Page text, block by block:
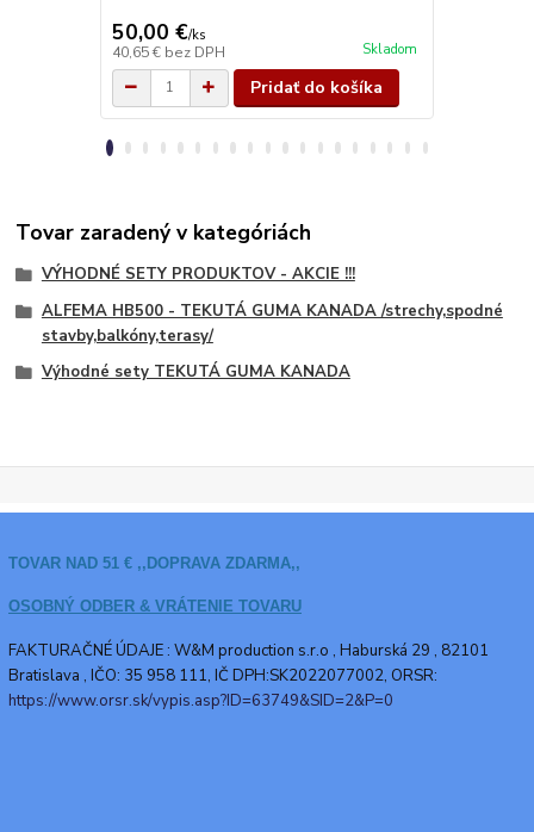
50,00 €/ks
40,65 € bez DPH Skladom
Pridať do košíka
Tovar zaradený v kategóriách
VÝHODNÉ SETY PRODUKTOV - AKCIE !!!
ALFEMA HB500 - TEKUTÁ GUMA KANADA /strechy,spodné
stavby,balkóny,terasy/
Výhodné sety TEKUTÁ GUMA KANADA
TOVAR NAD 51 € ,,DOPRAVA ZDARMA,,
OSOBNÝ ODBER & VRÁTENIE TOVARU
FAKTURAČNÉ ÚDAJE : W&M production s.r.o , Haburská 29 , 82101
Bratislava , IČO: 35 958 111, IČ DPH:SK2022077002, ORSR:
https://www.orsr.sk/vypis.asp?ID=63749&SID=2&P=0